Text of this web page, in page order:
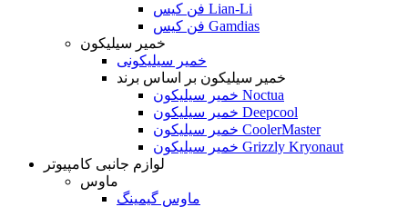
فن کیس Lian-Li
فن کیس Gamdias
خمیر سیلیکون
خمیر سیلیکونی
خمیر سیلیکون بر اساس برند
خمیر سیلیکون Noctua
خمیر سیلیکون Deepcool
خمیر سیلیکون CoolerMaster
خمیر سیلیکون Grizzly Kryonaut
لوازم جانبی کامپیوتر
ماوس
ماوس گیمینگ